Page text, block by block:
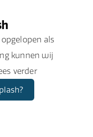
als
kunnen wij
verder